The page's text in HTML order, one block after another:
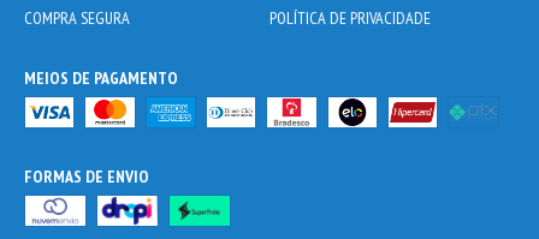
COMPRA SEGURA POLÍTICA DE PRIVACIDADE
MEIOS DE PAGAMENTO
FORMAS DE ENVIO